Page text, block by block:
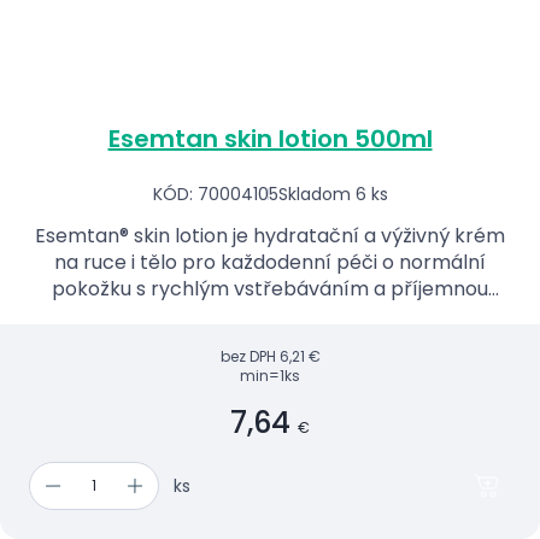
Esemtan skin lotion 500ml
KÓD: 70004105Skladom 6 ks
Esemtan® skin lotion je hydratační a výživný krém
na ruce i tělo pro každodenní péči o normální
pokožku s rychlým vstřebáváním a příjemnou
bez DPH 6,21 €
min=1ks
7,64 €
ks